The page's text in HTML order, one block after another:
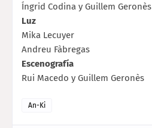
Íngrid Codina y Guillem Geronès
Luz
Mika Lecuyer
Andreu Fàbregas
Escenografía
Rui Macedo y Guillem Geronès
An-Ki